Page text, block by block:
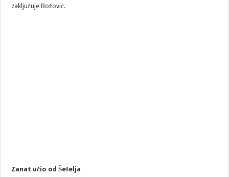
zaključuje Božović.
Zanat učio od Šešelja